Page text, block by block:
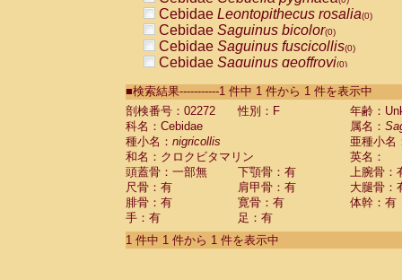
Cebidae Leontopithecus rosalia(0)
Cebidae Saguinus bicolor(0)
Cebidae Saguinus fuscicollis(0)
Cebidae Saguinus geoffroyi(0)
CebidaeSaguinus labiatus(0)
Cebidae Saguinus leucopus (0)
Cebidae
CebidaeSaguinus mystax
CebidaeSaguinus nigricollis (1)
Cebidae Saguinus oedipus
Cebidae Saguinus weddelli
Cebidae Saguinusspp.
Cebidae Aotus trivirgatus
Cebidae Cebus albifrons
■検索結果-----------1 件中 1 件から 1 件を表示中
剖検番号：02272
性別：F
年齢：
科名：Cebidae
属名：
種小名： nigricollis
亜種小名
和名：クロクビタマリン
英名：
頭蓋骨：一部無
下顎骨：有
上腕骨：
尺骨：有
肩甲骨：有
大腿骨：
腓骨：有
寛骨：有
体幹：有
手：有
足：有
1 件中 1 件から 1 件を表示中